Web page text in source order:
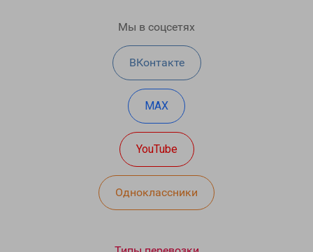
Мы в соцсетях
ВКонтакте
MAX
YouTube
Одноклассники